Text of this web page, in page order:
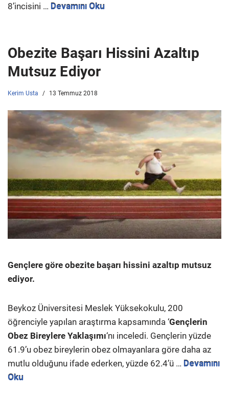
8’incisini … Devamını Oku
Obezite Başarı Hissini Azaltıp
Mutsuz Ediyor
Kerim Usta 13 Temmuz 2018
Gençlere göre obezite başarı hissini azaltıp mutsuz
ediyor.
Beykoz Üniversitesi Meslek Yüksekokulu, 200
öğrenciyle yapılan araştırma kapsamında ‘Gençlerin
Obez Bireylere Yaklaşımı‘nı inceledi. Gençlerin yüzde
61.9’u obez bireylerin obez olmayanlara göre daha az
mutlu olduğunu ifade ederken, yüzde 62.4’ü … Devamını
Oku